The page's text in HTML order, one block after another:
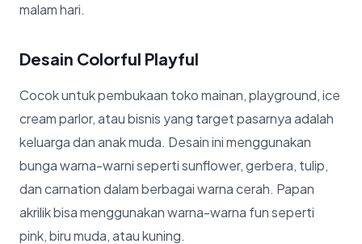
malam hari.
Desain Colorful Playful
Cocok untuk pembukaan toko mainan, playground, ice
cream parlor, atau bisnis yang target pasarnya adalah
keluarga dan anak muda. Desain ini menggunakan
bunga warna-warni seperti sunflower, gerbera, tulip,
dan carnation dalam berbagai warna cerah. Papan
akrilik bisa menggunakan warna-warna fun seperti
pink, biru muda, atau kuning.